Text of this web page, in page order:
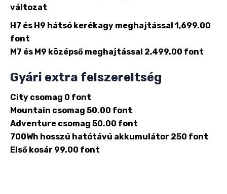
változat
H7 és H9 hátsó kerékagy meghajtással 1,699.00
font
M7 és M9 középső meghajtással 2,499.00 font
Gyári extra felszereltség
City csomag 0 font
Mountain csomag 50.00 font
Adventure csomag 50.00 font
700Wh hosszú hatótávú akkumulátor 250 font
Első kosár 99.00 font